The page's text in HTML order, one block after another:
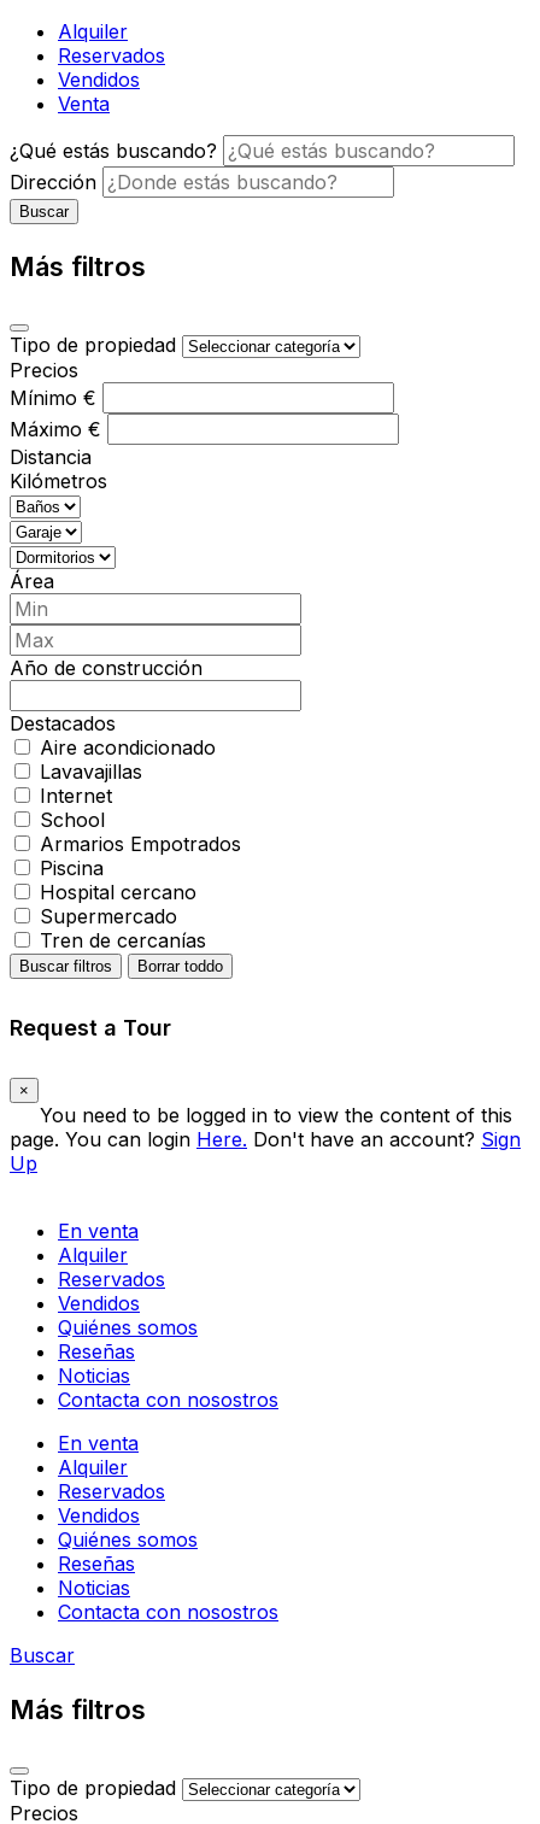
Alquiler
Reservados
Vendidos
Venta
¿Qué estás buscando?
Dirección
Buscar
Más filtros
Tipo de propiedad
Precios
Mínimo €
Máximo €
Distancia
Kilómetros
Área
Año de construcción
Destacados
Aire acondicionado
Lavavajillas
Internet
School
Armarios Empotrados
Piscina
Hospital cercano
Supermercado
Tren de cercanías
Buscar filtros Borrar toddo
Request a Tour
×
You need to be logged in to view the content of this
page. You can login Here. Don't have an account? Sign
Up
En venta
Alquiler
Reservados
Vendidos
Quiénes somos
Reseñas
Noticias
Contacta con nosostros
En venta
Alquiler
Reservados
Vendidos
Quiénes somos
Reseñas
Noticias
Contacta con nosostros
Buscar
Más filtros
Tipo de propiedad
Precios